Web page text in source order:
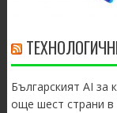
Българският AI за
още шест страни в